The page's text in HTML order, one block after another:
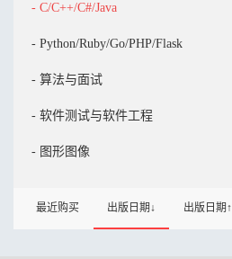
- C/C++/C#/Java
- Python/Ruby/Go/PHP/Flask
- 算法与面试
- 软件测试与软件工程
- 图形图像
最近购买 出版日期↓ 出版日期↑